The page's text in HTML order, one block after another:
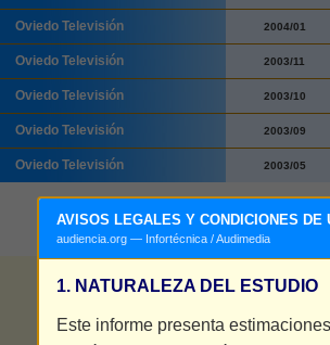
AVISOS LEGALES Y CONDICIONES DE
audiencia.org — Infortécnica / Audimedia
1. NATURALEZA DEL ESTUDIO
Este informe presenta
Oviedo Televisión 2004/01
Oviedo Televisión 2003/11
Oviedo Televisión 2003/10
Oviedo Televisión 2003/09
Oviedo Televisión 2003/05
Condiciones-legal|